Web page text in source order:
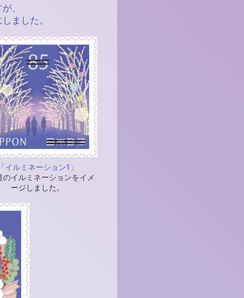
、
ました。
「イルミネーション1」
のイルミネーションをイメ
ージしました。